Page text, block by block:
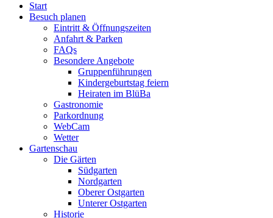
Start
Besuch planen
Eintritt & Öffnungszeiten
Anfahrt & Parken
FAQs
Besondere Angebote
Gruppenführungen
Kindergeburtstag feiern
Heiraten im BlüBa
Gastronomie
Parkordnung
WebCam
Wetter
Gartenschau
Die Gärten
Südgarten
Nordgarten
Oberer Ostgarten
Unterer Ostgarten
Historie